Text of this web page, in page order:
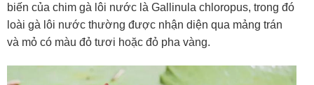
biến của chim gà lôi nước là Gallinula chloropus, trong đó
loài gà lôi nước thường được nhận diện qua mảng trán
và mỏ có màu đỏ tươi hoặc đỏ pha vàng.